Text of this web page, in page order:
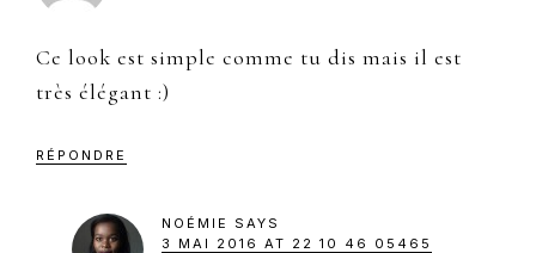
Ce look est simple comme tu dis mais il est
très élégant :)
RÉPONDRE
NOÉMIE
SAYS
3 MAI 2016 AT 22 10 46 05465